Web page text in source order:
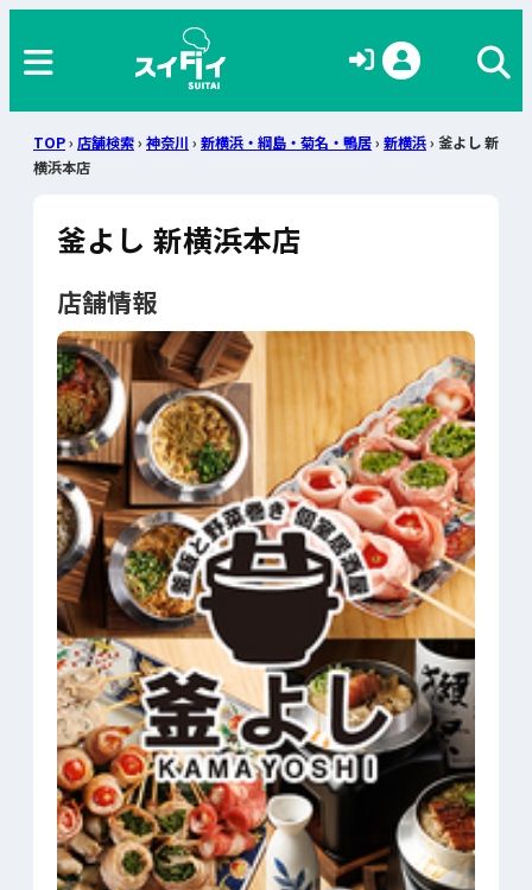
TOP› 店舗検索› 神奈川 › 新横浜・綱島・菊名・鴨居› 新横浜› 釜よし 新
横浜本店
釜よし 新横浜本店
店舗情報
>